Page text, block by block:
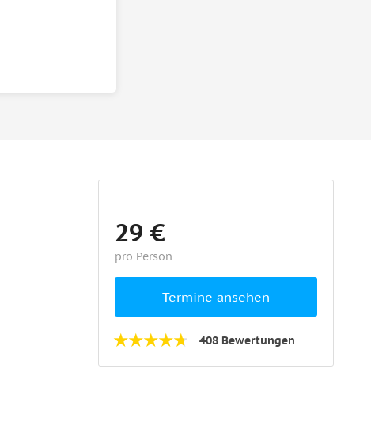
29 €
pro Person
Termine ansehen
408 Bewertungen